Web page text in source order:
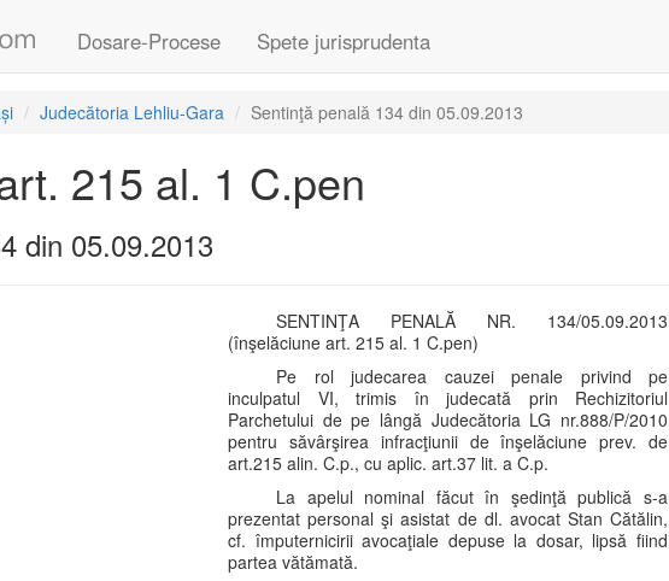
Dosare-Procese Spete jurisprudenta
Judecătoria Lehliu-Gara Sentinţă penală 134 din 05.09.2013
215 al. 1 C.pen
din 05.09.2013
SENTINŢA PENALĂ NR. 134/05.09.2013
(înşelăciune art. 215 al. 1 C.pen)
Pe rol judecarea cauzei penale privind pe
inculpatul VI, trimis în judecată prin Rechizitoriul
Parchetului de pe lângă Judecătoria LG nr.888/P/2010
pentru săvârşirea infracţiunii de înşelăciune prev. de
art.215 alin. C.p., cu aplic. art.37 lit. a C.p.
La apelul nominal făcut în şedinţă publică s-a
prezentat personal şi asistat de dl. avocat Stan Cătălin,
cf. împuternicirii avocaţiale depuse la dosar, lipsă fiind
partea vătămată.